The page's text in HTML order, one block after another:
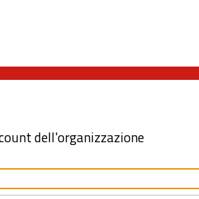
dell'organizzazione